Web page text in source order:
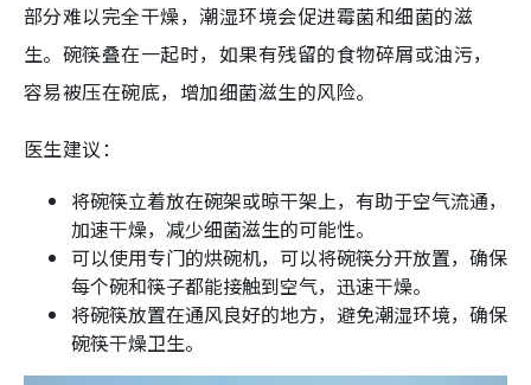
部分难以完全干燥，潮湿环境会促进霉菌和细菌的滋
生。碗筷叠在一起时，如果有残留的食物碎屑或油污，
容易被压在碗底，增加细菌滋生的风险。
医生建议：
将碗筷立着放在碗架或晾干架上，有助于空气流通，
加速干燥，减少细菌滋生的可能性。
可以使用专门的烘碗机，可以将碗筷分开放置，确保
每个碗和筷子都能接触到空气，迅速干燥。
将碗筷放置在通风良好的地方，避免潮湿环境，确保
碗筷干燥卫生。